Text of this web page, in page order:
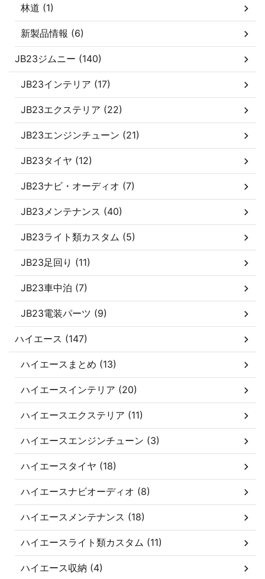
林道 (1)
新製品情報 (6)
JB23ジムニー (140)
JB23インテリア (17)
JB23エクステリア (22)
JB23エンジンチューン (21)
JB23タイヤ (12)
JB23ナビ・オーディオ (7)
JB23メンテナンス (40)
JB23ライト類カスタム (5)
JB23足回り (11)
JB23車中泊 (7)
JB23電装パーツ (9)
ハイエース (147)
ハイエースまとめ (13)
ハイエースインテリア (20)
ハイエースエクステリア (11)
ハイエースエンジンチューン (3)
ハイエースタイヤ (18)
ハイエースナビオーディオ (8)
ハイエースメンテナンス (18)
ハイエースライト類カスタム (11)
ハイエース収納 (4)